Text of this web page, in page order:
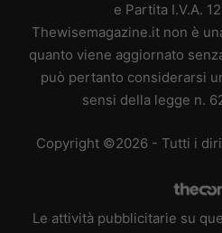
e Partita I.V.A.
Thewisemagazine.it non è
quanto viene aggiornato
può pertanto considerarsi
sensi della legge n.
Copyright ©2026 - Tutti i
Le attività pubblicitarie su